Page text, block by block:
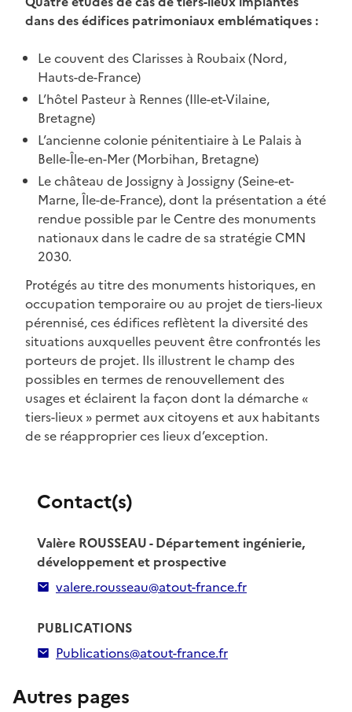
dans des édifices patrimoniaux emblématiques :
Le couvent des Clarisses à Roubaix (Nord,
Hauts-de-France)
L’hôtel Pasteur à Rennes (Ille-et-Vilaine,
Bretagne)
L’ancienne colonie pénitentiaire à Le Palais à
Belle-Île-en-Mer (Morbihan, Bretagne)
Le château de Jossigny à Jossigny (Seine-et-
Marne, Île-de-France), dont la présentation a été
rendue possible par le Centre des monuments
nationaux dans le cadre de sa stratégie CMN
2030.
Protégés au titre des monuments historiques, en
occupation temporaire ou au projet de tiers-lieux
pérennisé, ces édifices reflètent la diversité des
situations auxquelles peuvent être confrontés les
porteurs de projet. Ils illustrent le champ des
possibles en termes de renouvellement des
usages et éclairent la façon dont la démarche «
tiers-lieux » permet aux citoyens et aux habitants
de se réapproprier ces lieux d’exception.
Contact(s)
Valère ROUSSEAU - Département ingénierie,
développement et prospective
valere.rousseau@atout-france.fr
PUBLICATIONS
Publications@atout-france.fr
Autres pages